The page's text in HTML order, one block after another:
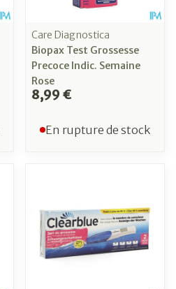
Care Diagnostica
Biopax Test Grossesse
Precoce Indic. Semaine
Rose
8,99 €
En rupture de stock